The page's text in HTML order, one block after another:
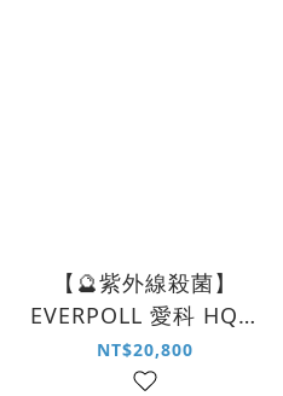
【🔮紫外線殺菌】
EVERPOLL 愛科 HQF-
4000 4 合 1 多功能抑
垢淨水系統
NT$20,800